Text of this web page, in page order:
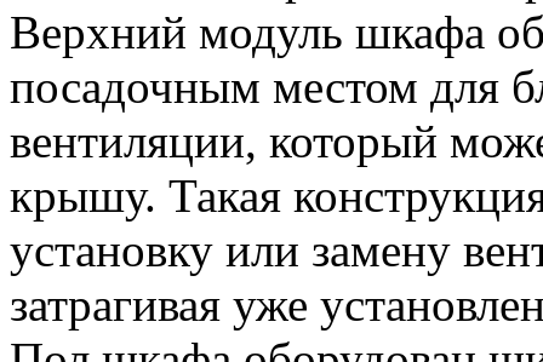
Верхний модуль шкафа
посадочным местом для
вентиляции, который
крышу. Такая
установку или замену
затрагивая уже